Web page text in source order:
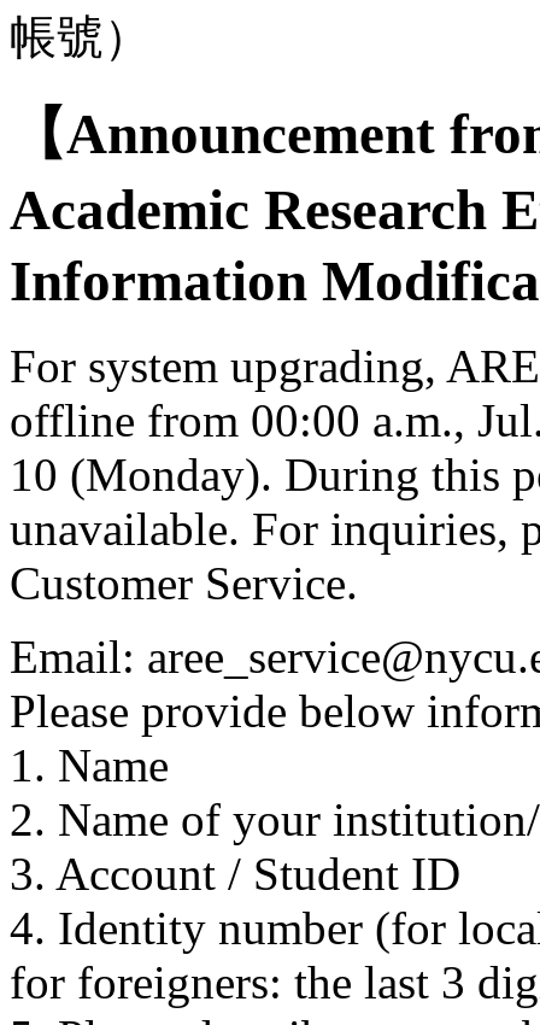
帳號）
【Announcement
Academic Research
Information
For system upgrading,
offline from 00:00 a.m.,
10 (Monday). During this
unavailable. For inquiries,
Customer Service.
Email:
Please provide below
1. Name
2. Name of your
3. Account / Student ID
4. Identity number (for
for foreigners: the last 3